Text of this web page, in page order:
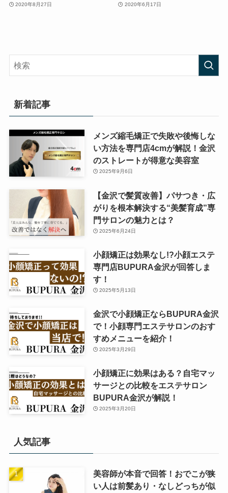
2020年8月27日 2020年6月17日
新着記事
メンズ縮毛矯正で失敗や後悔しな
い方法を専門店4cmが解説！金沢
のストレートが得意な美容室
2025年9月6日
【金沢で髪質改善】パサつき・広
がりを根本解決する“美髪育成”専
門サロンの魅力とは？
2025年6月24日
小顔矯正は効果なし!?小顔エステ
専門店BUPURA金沢が回答しま
す！
2025年5月13日
金沢で小顔矯正ならBUPURA金沢
で！小顔専門エステサロンのおす
すめメニューを紹介！
2025年3月29日
小顔矯正に効果はある？自宅マッ
サージとの比較をエステサロン
BUPURA金沢が解説！
2025年3月20日
人気記事
美容師が本音で回答！おでこが狭
い人は前髪あり・なしどっちが似